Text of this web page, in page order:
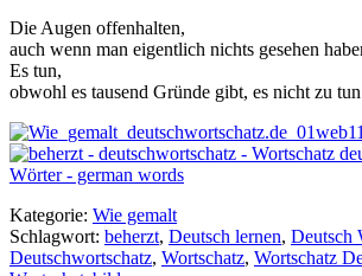
Die Augen offenhalten,
auch wenn man eigentlich nichts gesehen
Es tun,
obwohl es tausend Gründe gibt, es nicht zu
Kategorie: Wie gemalt
Schlagwort: beherzt, Deutsch lernen, Deutsch
Deutschwortschatz, Wortschatz, Wortschatz